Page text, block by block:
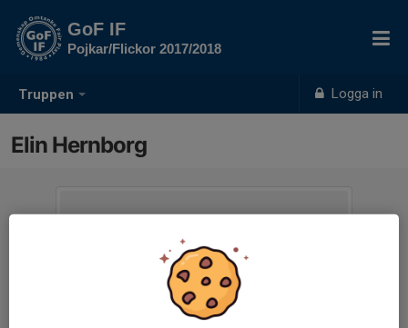
Truppen Logga in
GoF IF
Pojkar/Flickor 2017/2018
Elin Hernborg